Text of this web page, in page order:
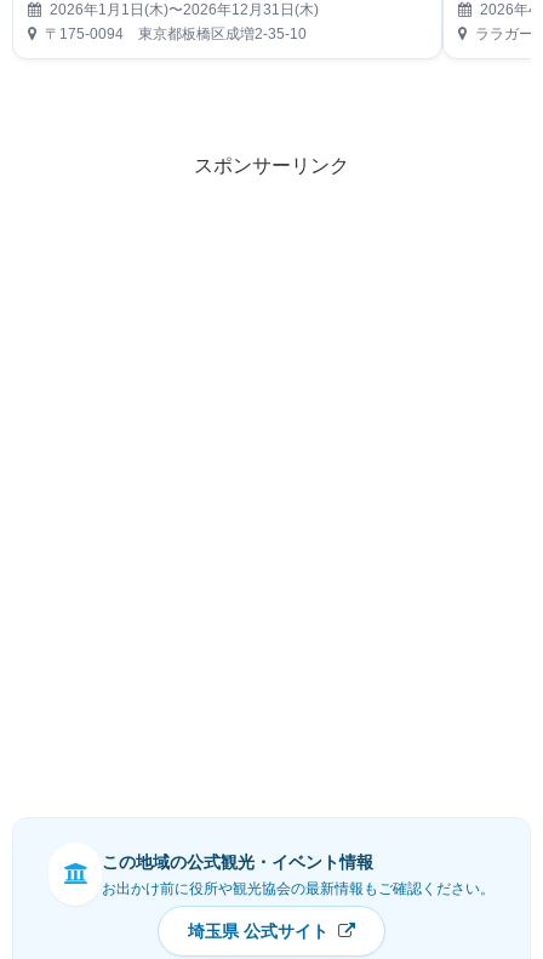
2026年1月1日(木)〜2026年12月31日(木)
〒175-0094 東京都板橋区成増2-35-10
2026年4
ララガー
スポンサーリンク
この地域の公式観光・イベント情報
お出かけ前に役所や観光協会の最新情報もご確認ください。
埼玉県 公式サイト